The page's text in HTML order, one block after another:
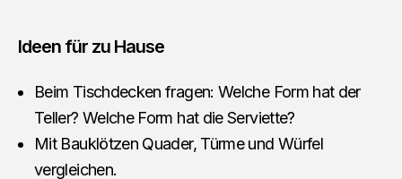
Ideen für zu Hause
Beim Tischdecken fragen: Welche Form hat der
Teller? Welche Form hat die Serviette?
Mit Bauklötzen Quader, Türme und Würfel
vergleichen.